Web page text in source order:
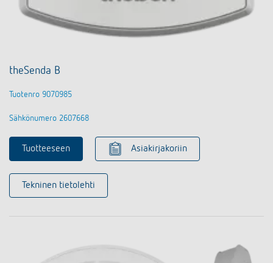
theSenda B
Tuotenro 9070985
Sähkönumero 2607668
Tuotteeseen Asiakirjakoriin
Tekninen tietolehti